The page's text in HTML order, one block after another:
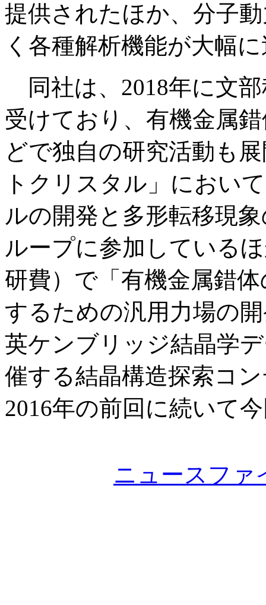
提供されたほか、分子
く各種解析機能が大幅
同社は、2018年に文
受けており、有機金属
どで独自の研究活動も
トクリスタル」におい
ルの開発と多形転移現
ループに参加している
研費）で「 有機金属錯
するための汎用力場の
英ケンブリッジ結晶学
催する結晶構造探索コ
2016年の前回に続いて
ニュースファ